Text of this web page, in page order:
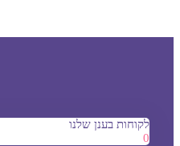
לקוחות בענן שלנו
0